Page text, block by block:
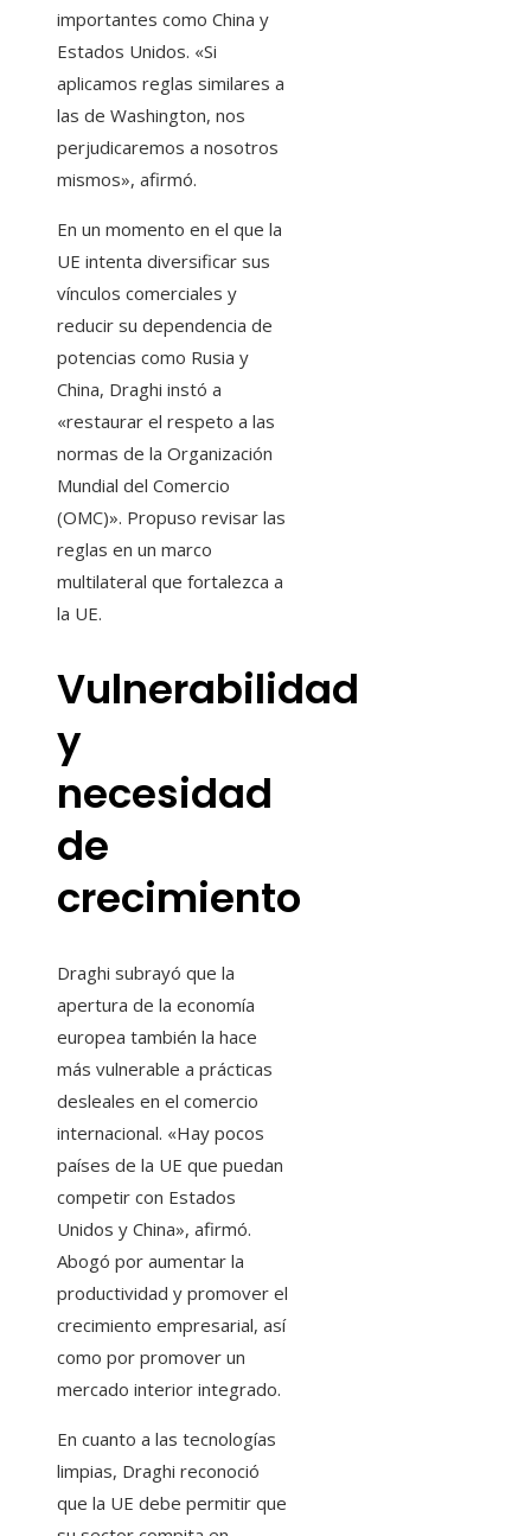
importantes como China y
Estados Unidos. «Si
aplicamos reglas similares a
las de Washington, nos
perjudicaremos a nosotros
mismos», afirmó.
En un momento en el que la
UE intenta diversificar sus
vínculos comerciales y
reducir su dependencia de
potencias como Rusia y
China, Draghi instó a
«restaurar el respeto a las
normas de la Organización
Mundial del Comercio
(OMC)». Propuso revisar las
reglas en un marco
multilateral que fortalezca a
la UE.
Vulnerabilidad
y
necesidad
de
crecimiento
Draghi subrayó que la
apertura de la economía
europea también la hace
más vulnerable a prácticas
desleales en el comercio
internacional. «Hay pocos
países de la UE que puedan
competir con Estados
Unidos y China», afirmó.
Abogó por aumentar la
productividad y promover el
crecimiento empresarial, así
como por promover un
mercado interior integrado.
En cuanto a las tecnologías
limpias, Draghi reconoció
que la UE debe permitir que